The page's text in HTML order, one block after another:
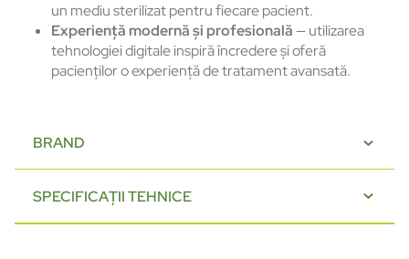
un mediu sterilizat pentru fiecare pacient.
Experiență modernă și profesională— utilizarea
tehnologiei digitale inspiră încredere și oferă
pacienților o experiență de tratament avansată.
BRAND
SPECIFICAȚII TEHNICE